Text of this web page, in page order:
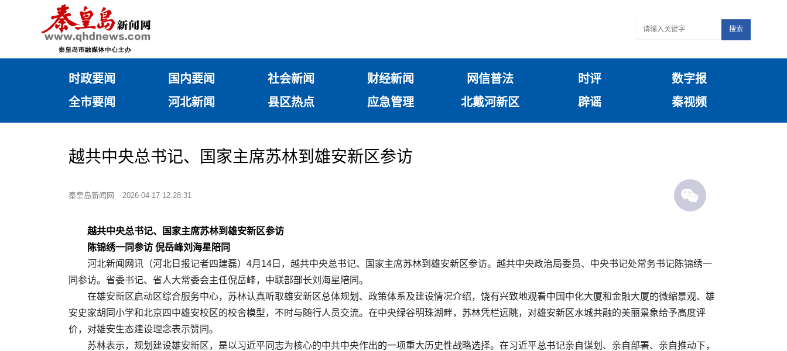
搜索
时政要闻 国内要闻 社会新闻 财经新闻 网信普法 时评
数字报
全市要闻
河北新闻 县区热点 应急管理 北戴河新区 辟谣 秦视频
越共中央总书记、国家主席苏林到雄安新区参访
秦皇岛新闻网 2026-04-17 12:28:31
越共中央总书记、国家主席苏林到雄安新区参访
陈锦绣一同参访 倪岳峰刘海星陪同
河北新闻网讯（河北日报记者四建磊）4月14日，越共中央总书记、国家主席苏林到雄安新区参访。越共中央政治局委员、中央书记处常务书记陈锦绣一
同参访。省委书记、省人大常委会主任倪岳峰，中联部部长刘海星陪同。
在雄安新区启动区综合服务中心，苏林认真听取雄安新区总体规划、政策体系及建设情况介绍，饶有兴致地观看中国中化大厦和金融大厦的微缩景观、雄
安史家胡同小学和北京四中雄安校区的校舍模型，不时与随行人员交流。在中央绿谷明珠湖畔，苏林凭栏远眺，对雄安新区水城共融的美丽景象给予高度评
价，对雄安生态建设理念表示赞同。
苏林表示，规划建设雄安新区，是以习近平同志为核心的中共中央作出的一项重大历史性战略选择。在习近平总书记亲自谋划、亲自部署、亲自推动下，